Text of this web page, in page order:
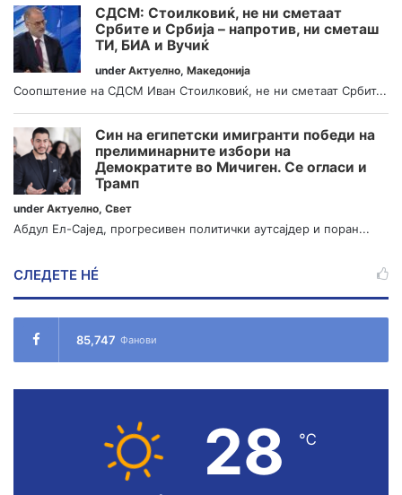
СДСМ: Стоилковиќ, не ни сметаат
Србите и Србија – напротив, ни сметаш
ТИ, БИА и Вучиќ
under Актуелно, Македонија
Соопштение на СДСМ Иван Стоилковиќ, не ни сметаат Србит...
Син на египетски имигранти победи на
прелиминарните избори на
Демократите во Мичиген. Се огласи и
Трамп
under Актуелно, Свет
Абдул Ел-Сајед, прогресивен политички аутсајдер и поран...
СЛЕДЕТЕ НÉ
85,747 Фанови
28 ℃